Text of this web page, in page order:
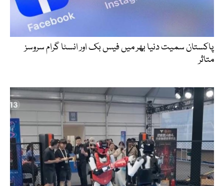
پاکستان سمیت دنیا بھر میں فیس بک اور انسٹا گرام سروسز
متاثر